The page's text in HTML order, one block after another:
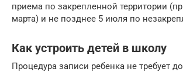
приема по закрепленной территории
марта) и не позднее 5 июля по
Как устроить детей в школу
Процедура записи ребенка не требует